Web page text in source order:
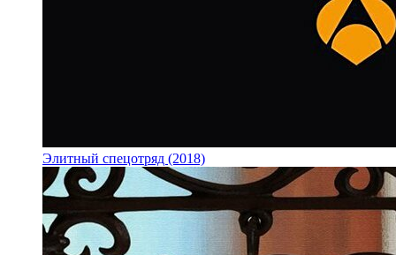
Элитный спецотряд (2018)